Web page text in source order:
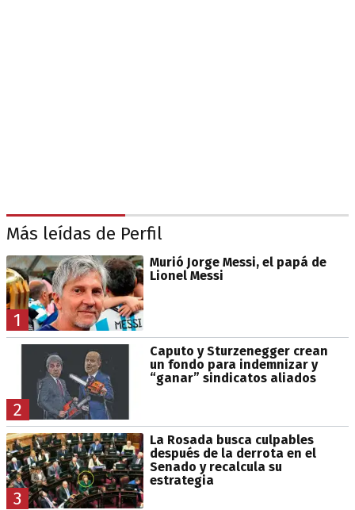
Más leídas de Perfil
1
Murió Jorge Messi, el papá de
Lionel Messi
2
Caputo y Sturzenegger crean
un fondo para indemnizar y
“ganar” sindicatos aliados
3
La Rosada busca culpables
después de la derrota en el
Senado y recalcula su
estrategia